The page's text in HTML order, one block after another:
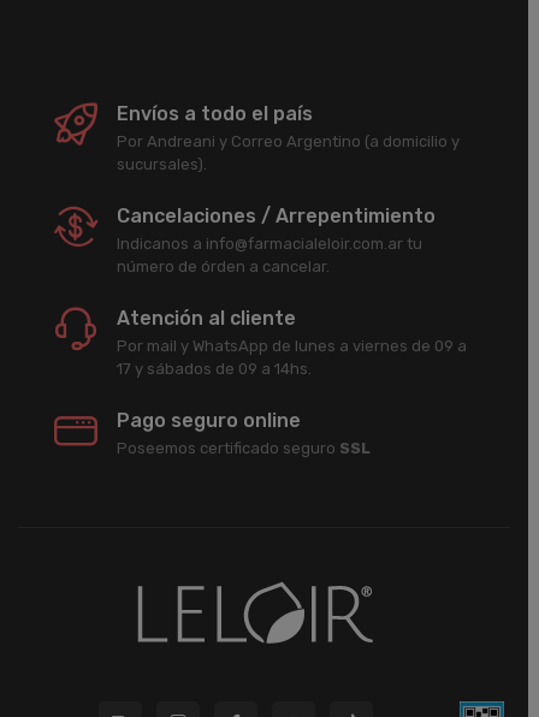
Envíos a todo el país
Por Andreani y Correo Argentino (a domicilio y
sucursales).
Cancelaciones / Arrepentimiento
Indicanos a info@farmacialeloir.com.ar tu
número de órden a cancelar.
Atención al cliente
Por mail y WhatsApp de lunes a viernes de 09 a
17 y sábados de 09 a 14hs.
Pago seguro online
Poseemos certificado seguro SSL